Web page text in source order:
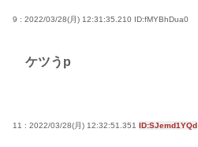
9 : 2022/03/28(月) 12:31:35.210 ID:fMYBhDua0
ケツうp
11 : 2022/03/28(月) 12:32:51.351 ID:SJemd1YQd